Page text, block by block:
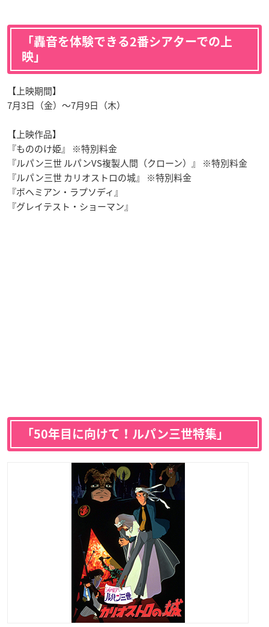
「轟音を体験できる2番シアターでの上
映」
【上映期間】
7月3日（金）～7月9日（木）
【上映作品】
『もののけ姫』 ※特別料金
『ルパン三世 ルパンVS複製人間（クローン）』 ※特別料金
『ルパン三世 カリオストロの城』 ※特別料金
『ボヘミアン・ラプソディ』
『グレイテスト・ショーマン』
「50年目に向けて！ルパン三世特集」